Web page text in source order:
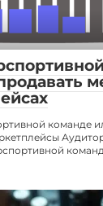
команде